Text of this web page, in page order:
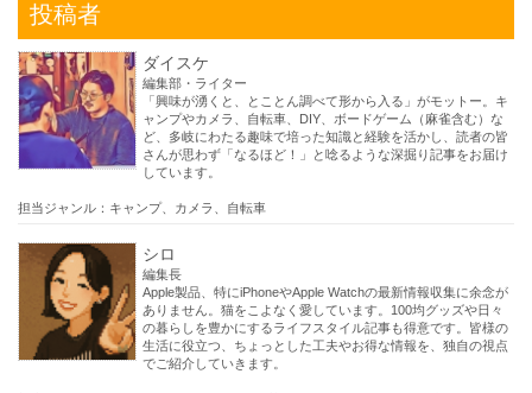
投稿者
ダイスケ
編集部・ライター
「興味が湧くと、とことん調べて形から入る」がモットー。キ
ャンプやカメラ、自転車、DIY、ボードゲーム（麻雀含む）な
ど、多岐にわたる趣味で培った知識と経験を活かし、読者の皆
さんが思わず「なるほど！」と唸るような深掘り記事をお届け
しています。
担当ジャンル：キャンプ、カメラ、自転車
シロ
編集長
Apple製品、特にiPhoneやApple Watchの最新情報収集に余念が
ありません。猫をこよなく愛しています。100均グッズや日々
の暮らしを豊かにするライフスタイル記事も得意です。皆様の
生活に役立つ、ちょっとした工夫やお得な情報を、独自の視点
でご紹介していきます。